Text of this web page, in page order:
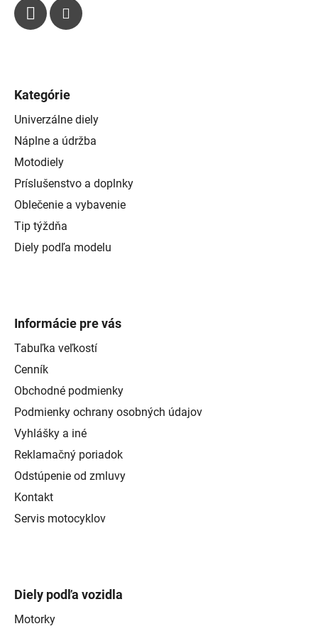
Kategórie
Univerzálne diely
Náplne a údržba
Motodiely
Príslušenstvo a doplnky
Oblečenie a vybavenie
Tip týždňa
Diely podľa modelu
Informácie pre vás
Tabuľka veľkostí
Cenník
Obchodné podmienky
Podmienky ochrany osobných údajov
Vyhlášky a iné
Reklamačný poriadok
Odstúpenie od zmluvy
Kontakt
Servis motocyklov
Diely podľa vozidla
Motorky